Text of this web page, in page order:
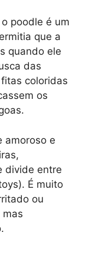
poodle é um
que a
quando ele
das
coloridas
os
amoroso e
divide entre
É muito
ou
mas